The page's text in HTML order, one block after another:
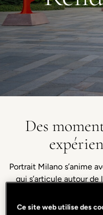
Des
Portrait Milano s’anime
qui s’articule autour de
expériences
spéciales
Ce site web utilise des